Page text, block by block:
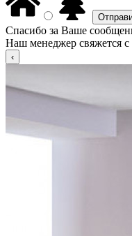
Спасибо за Ваше
Наш менеджер свяжется